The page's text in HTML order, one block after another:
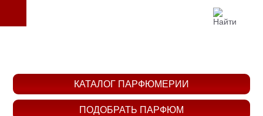
ПОДОБРАТЬ ПАРФЮМ
КАТАЛОГ ПАРФЮМЕРИИ